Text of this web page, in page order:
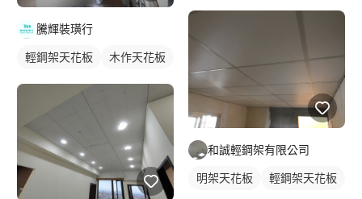
騰輝裝璜行
輕鋼架天花板 木作天花板
和誠輕鋼架有限公司
明架天花板 輕鋼架天花板